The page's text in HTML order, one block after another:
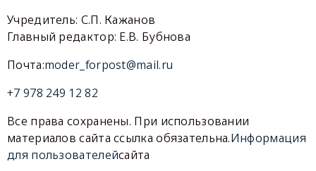
Учредитель: С.П. Кажанов
Главный редактор: Е.В. Бубнова
Почта:moder_forpost@mail.ru
+7 978 249 12 82
Все права сохранены. При использовании
материалов сайта ссылка обязательна.Информация
для пользователейсайта